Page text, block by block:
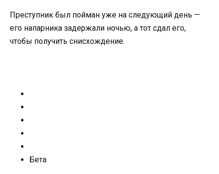
Преступник был пойман уже на следующий день —
его напарника задержали ночью, а тот сдал его,
чтобы получить снисхождение.
Бета